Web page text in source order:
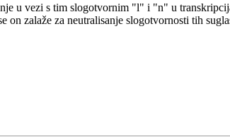
u vezi s tim slogotvornim "l" i "n" u
on zalaže za neutralisanje slogotvornosti tih